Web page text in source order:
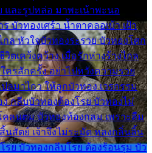
และรูปหล่อ มาพะเน้าพะนอ
ร บัวทองเศร้า น้ำตาคลอเบ้า เฝ้า
ล หัวใจบัวทองระรวย บัวทองโศก
วิตเคว้งคว้าง เมื่อรักห่างร้างไกล
ครสักครั้ง อย่าไปหวังความรวย
ลมาไกว ให้ลูกบัวทอง เวรกรรม
กลีบบัวทองต้องโรย บัวทองไม่
คลนตม บัวทองท้องกลม เพราะลืม
สัตย์ เจ้าจึงไม่ระมัด หลงกลิ่นลิ้น
รย บัวทองกลีบโรย ต้องร้อนรุม บัว